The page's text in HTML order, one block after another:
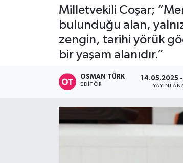
Milletvekili Coşar;
bulunduğu alan,
zengin, tarihi yörük
bir yaşam alanıdır.”
OSMAN TÜRK
EDITÖR
14.05.2025